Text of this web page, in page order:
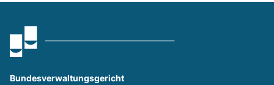
Bundesverwaltungsgericht